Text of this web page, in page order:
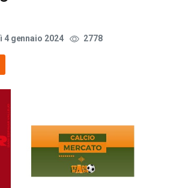
4 gennaio 2024 2778